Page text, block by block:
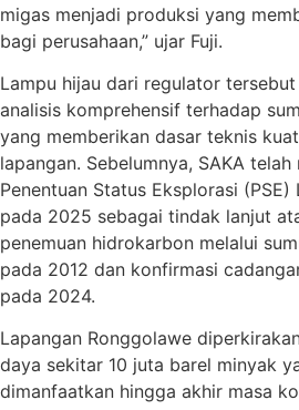
migas menjadi produksi yang
bagi perusahaan,” ujar Fuji.
Lampu hijau dari regulator
analisis komprehensif terhadap
yang memberikan dasar teknis
lapangan. Sebelumnya, SAKA
Penentuan Status Eksplorasi
pada 2025 sebagai tindak lanjut
penemuan hidrokarbon melalui
pada 2012 dan konfirmasi
pada 2024.
Lapangan Ronggolawe
daya sekitar 10 juta barel minyak
dimanfaatkan hingga akhir masa